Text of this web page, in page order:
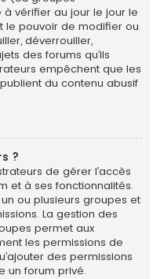
à vérifier au jour le jour le
le pouvoir de modifier ou
déverrouiller,
des forums qu’ils
empêchent que les
du contenu abusif
?
de gérer l’accès
et à ses fonctionnalités.
ou plusieurs groupes et
La gestion des
permet aux
les permissions de
des permissions
un forum privé.